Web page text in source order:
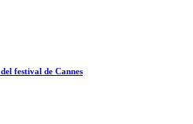
festival de Cannes